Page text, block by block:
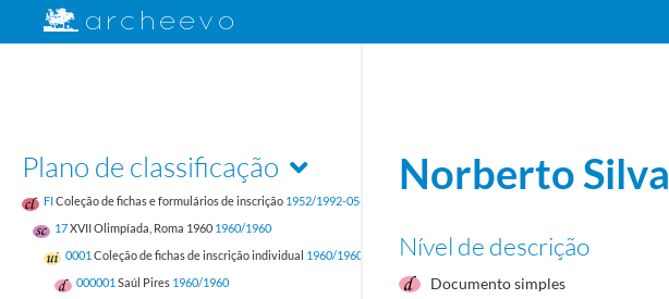
Plano de classificação
FIColeção de fichas e formulários de inscrição 1952/1992-05-17
17XVII Olimpíada, Roma 1960 1960/1960
0001 Coleção de fichas de inscrição individual 1960/1960
000001 Saúl Pires 1960/1960
Norberto Silva
Nível de descrição
Documento simples